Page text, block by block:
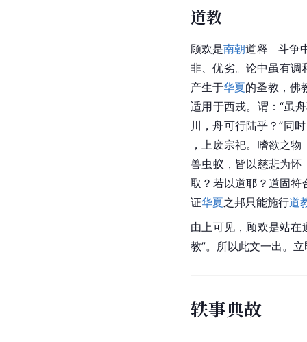
道教
顾欢是南朝道释   斗争
非、优劣。论中虽有调
产生于华夏的圣教，佛
适用于西戎。谓：“虽
川，舟可行陆乎？”同
，上废宗祀。嗜欲之
兽虫蚁，皆以慈悲为怀
取？若以道耶？道固符
证华夏之邦只能施行道
由上可见，顾欢是站
教”。所以此文一出。
轶事典故